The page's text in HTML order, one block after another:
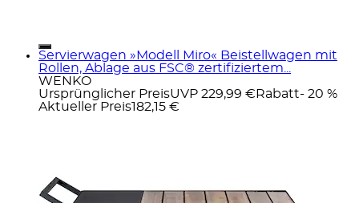
Servierwagen »Modell Miro« Beistellwagen mit
Rollen, Ablage aus FSC® zertifiziertem...
WENKO
Ursprünglicher PreisUVP 229,99 € Rabatt- 20 %
Aktueller Preis182,15 €